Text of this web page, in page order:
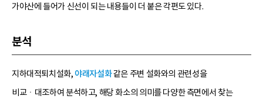
가야산에 들어가 신선이 되는 내용들이 더 붙은 각편도 있다.
분석
지하대적퇴치설화,야래자설화같은 주변 설화와의 관련성을
비교ㆍ대조하여 분석하고, 해당 화소의 의미를 다양한 측면에서 찾는